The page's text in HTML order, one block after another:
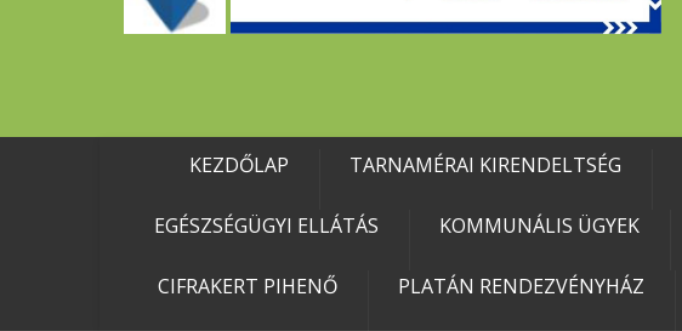
KEZDŐLAP TARNAMÉRAI KIRENDELTSÉG
EGÉSZSÉGÜGYI ELLÁTÁS KOMMUNÁLIS ÜGYEK
CIFRAKERT PIHENŐ PLATÁN RENDEZVÉNYHÁZ